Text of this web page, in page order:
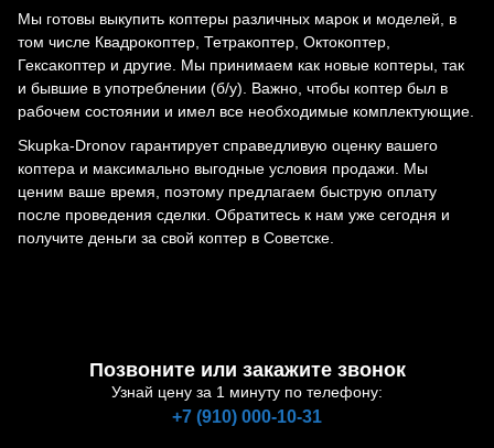
Мы готовы выкупить коптеры различных марок и моделей, в
том числе Квадрокоптер, Тетракоптер, Октокоптер,
Гексакоптер и другие. Мы принимаем как новые коптеры, так
и бывшие в употреблении (б/у). Важно, чтобы коптер был в
рабочем состоянии и имел все необходимые комплектующие.
Skupka-Dronov гарантирует справедливую оценку вашего
коптера и максимально выгодные условия продажи. Мы
ценим ваше время, поэтому предлагаем быструю оплату
после проведения сделки. Обратитесь к нам уже сегодня и
получите деньги за свой коптер в Советске.
Позвоните или закажите звонок
Узнай цену за 1 минуту по телефону:
+7 (910) 000-10-31